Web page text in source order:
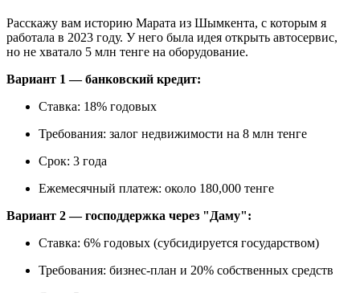
Расскажу вам историю Марата из Шымкента, с которым я
работала в 2023 году. У него была идея открыть автосервис,
но не хватало 5 млн тенге на оборудование.
Вариант 1 — банковский кредит:
Ставка: 18% годовых
Требования: залог недвижимости на 8 млн тенге
Срок: 3 года
Ежемесячный платеж: около 180,000 тенге
Вариант 2 — господдержка через "Даму":
Ставка: 6% годовых (субсидируется государством)
Требования: бизнес-план и 20% собственных средств